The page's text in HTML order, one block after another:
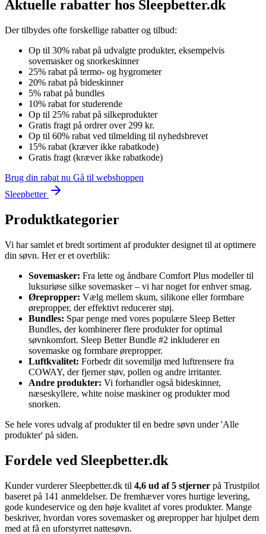
Aktuelle rabatter hos Sleepbetter.dk
Der tilbydes ofte forskellige rabatter og tilbud:
Op til 30% rabat på udvalgte produkter, eksempelvis
sovemasker og snorkeskinner
25% rabat på termo- og hygrometer
20% rabat på bideskinner
5% rabat på bundles
10% rabat for studerende
Op til 25% rabat på silkeprodukter
Gratis fragt på ordrer over 299 kr.
Op til 60% rabat ved tilmelding til nyhedsbrevet
15% rabat (kræver ikke rabatkode)
Gratis fragt (kræver ikke rabatkode)
Brug din rabat nu Gå til webshoppen
Sleepbetter
Produktkategorier
Vi har samlet et bredt sortiment af produkter designet til at optimere
din søvn. Her er et overblik:
Sovemasker: Fra lette og åndbare Comfort Plus modeller til
luksuriøse silke sovemasker – vi har noget for enhver smag.
Ørepropper: Vælg mellem skum, silikone eller formbare
ørepropper, der effektivt reducerer støj.
Bundles: Spar penge med vores populære Sleep Better
Bundles, der kombinerer flere produkter for optimal
søvnkomfort. Sleep Better Bundle #2 inkluderer en
sovemaske og formbare ørepropper.
Luftkvalitet: Forbedr dit sovemiljø med luftrensere fra
COWAY, der fjerner støv, pollen og andre irritanter.
Andre produkter: Vi forhandler også bideskinner,
næseskyllere, white noise maskiner og produkter mod
snorken.
Se hele vores udvalg af produkter til en bedre søvn under 'Alle
produkter' på siden.
Fordele ved Sleepbetter.dk
Kunder vurderer Sleepbetter.dk til 4,6 ud af 5 stjerner på Trustpilot
baseret på 141 anmeldelser. De fremhæver vores hurtige levering,
gode kundeservice og den høje kvalitet af vores produkter. Mange
beskriver, hvordan vores sovemasker og ørepropper har hjulpet dem
med at få en uforstyrret nattesøvn.